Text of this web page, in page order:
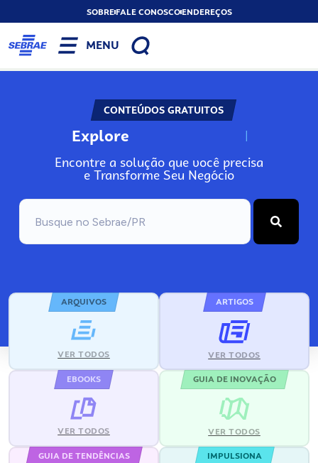
SOBREFALE CONOSCOENDEREÇOS
MENU
CONTEÚDOS GRATUITOS
Explore N
Encontre a solução que você precisa
e Transforme Seu Negócio
ARQUIVOS
VER TODOS
ARTIGOS
VER TODOS
EBOOKS
VER TODOS
GUIA DE INOVAÇÃO
VER TODOS
GUIA DE TENDÊNCIAS IMPULSIONA